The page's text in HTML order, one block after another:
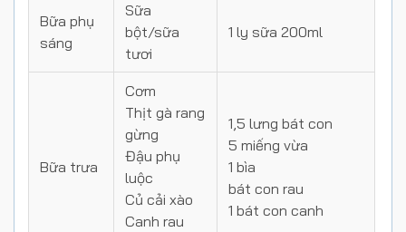
Bữa phụ
sáng
Sữa
bột/sữa
tươi
1 ly sữa 200ml
Bữa trưa
Cơm
Thịt gà rang
gừng
Đậu phụ
luộc
Củ cải xào
Canh rau
1,5 lưng bát con
5 miếng vừa
1 bìa
bát con rau
1 bát con canh